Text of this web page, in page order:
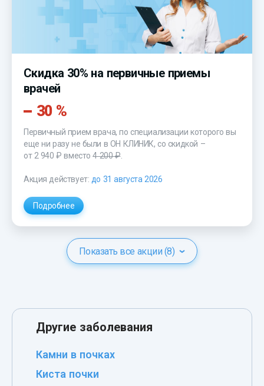
Скидка 30% на первичные приемы
врачей
30 %
Первичный прием врача, по специализации которого вы
еще ни разу не были в ОН КЛИНИК, со скидкой –
от 2 940 ₽ вместо4 200 ₽.
Акция действует: до 31 августа 2026
Подробнее
Показать все акции (8)
Другие заболевания
Камни в почках
Киста почки